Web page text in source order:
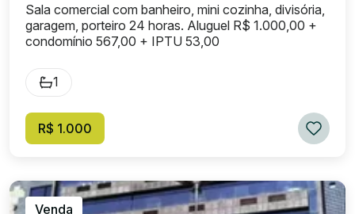
Sala comercial com banheiro, mini cozinha, divisória,
garagem, porteiro 24 horas. Aluguel R$ 1.000,00 +
condomínio 567,00 + IPTU 53,00
1
R$ 1.000
Venda